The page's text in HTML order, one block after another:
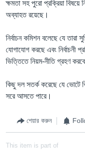
ক্ষমতা সহ পুরো প্রক্রিয়া বিষয়ে
অব্যাহত রয়েছে।
নির্বাচন কমিশন বলেছে যে তারা
যোগাযোগ করছে এবং নির্বাচনী
ভিত্তিতে নিয়ম-নীতি গ্রহণ
কিছু দল সতর্ক করেছে যে ভোটে
সরে আসতে পারে।
শেয়ার করুন
This item is part of